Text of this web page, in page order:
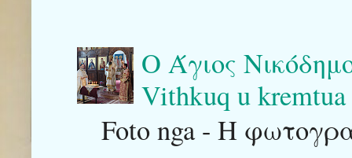
Ο Άγιος
Vithkuq u
Foto nga - Η